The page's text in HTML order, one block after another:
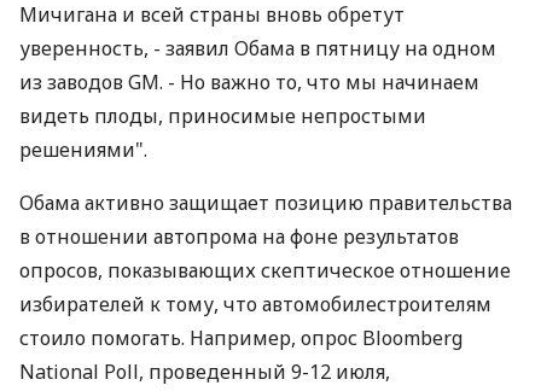
Мичигана и всей страны вновь обретут
уверенность, - заявил Обама в пятницу на одном
из заводов GM. - Но важно то, что мы начинаем
видеть плоды, приносимые непростыми
решениями".
Обама активно защищает позицию правительства
в отношении автопрома на фоне результатов
опросов, показывающих скептическое отношение
избирателей к тому, что автомобилестроителям
стоило помогать. Например, опрос Bloomberg
National Poll, проведенный 9-12 июля,